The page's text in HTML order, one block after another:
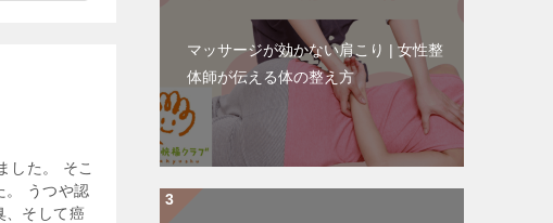
した。 そこ
。 うつや認
、そして癌
マッサージが効かない肩こり | 女性整
体師が伝える体の整え方